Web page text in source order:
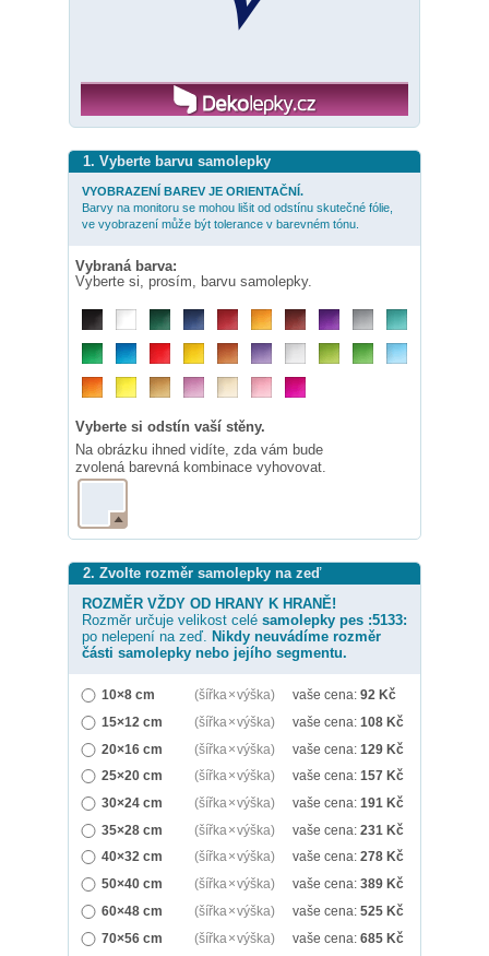
1. Vyberte barvu samolepky
VYOBRAZENÍ BAREV JE ORIENTAČNÍ.
Barvy na monitoru se mohou lišit od odstínu skutečné fólie,
ve vyobrazení může být tolerance v barevném tónu.
Vybraná barva:
Vyberte si, prosím, barvu samolepky.
Vyberte si odstín vaší stěny.
Na obrázku ihned vidíte, zda vám bude
zvolená barevná kombinace vyhovovat.
2. Zvolte rozměr samolepky na zeď
ROZMĚR VŽDY OD HRANY K HRANĚ!
Rozměr určuje velikost celé samolepky pes :5133:
po nelepení na zeď. Nikdy neuvádíme rozměr
části samolepky nebo jejího segmentu.
10×8 cm (šířka × výška) vaše cena: 92 Kč
15×12 cm
(šířka × výška) vaše cena: 108 Kč
20×16 cm
(šířka × výška) vaše cena: 129 Kč
25×20 cm
(šířka × výška) vaše cena: 157 Kč
30×24 cm
(šířka × výška) vaše cena: 191 Kč
35×28 cm
(šířka × výška) vaše cena: 231 Kč
40×32 cm
(šířka × výška) vaše cena: 278 Kč
50×40 cm
(šířka × výška) vaše cena: 389 Kč
60×48 cm
(šířka × výška) vaše cena: 525 Kč
70×56 cm
(šířka × výška) vaše cena: 685 Kč